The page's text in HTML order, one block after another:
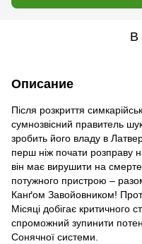
В
Описание
Після розкриття
сумнозвісний правитель
зробить його владу в
перш ніж почати розправу
він має вирушити на
потужного пристрою –
Канґом Завойовником!
Місяці добігає критичного
спроможний зупинити
Сонячної системи.